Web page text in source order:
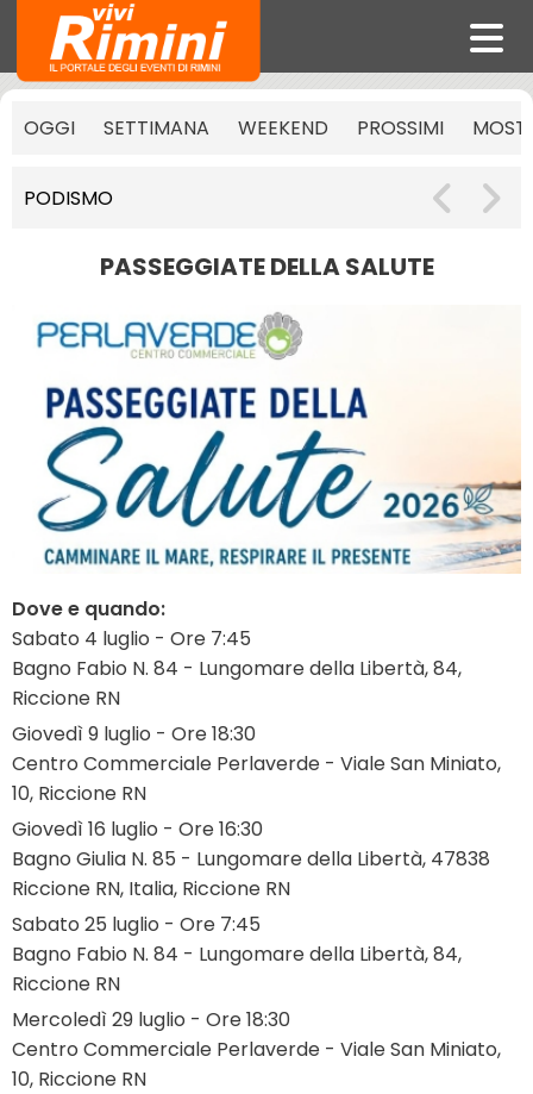
OGGI SETTIMANA WEEKEND PROSSIMI
PODISMO
PASSEGGIATE DELLA SALUTE
Dove e quando:
Sabato 4 luglio - Ore 7:45
Bagno Fabio N. 84 - Lungomare della Libertà, 84,
Riccione RN
Giovedì 9 luglio - Ore 18:30
Centro Commerciale Perlaverde - Viale San Miniato,
10, Riccione RN
Giovedì 16 luglio - Ore 16:30
Bagno Giulia N. 85 - Lungomare della Libertà, 47838
Riccione RN, Italia, Riccione RN
Sabato 25 luglio - Ore 7:45
Bagno Fabio N. 84 - Lungomare della Libertà, 84,
Riccione RN
Mercoledì 29 luglio - Ore 18:30
Centro Commerciale Perlaverde - Viale San Miniato,
10, Riccione RN